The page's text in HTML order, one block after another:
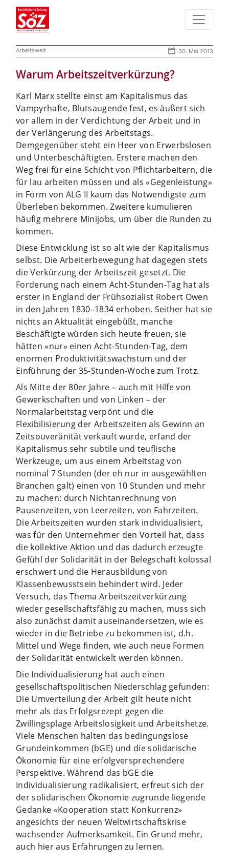
Arbeitswelt 30. Mai 2013
Warum Arbeitszeitverkürzung?
Karl Marx stellte einst am Kapitalismus das
Vampyrhafte, Blutsaugende fest, es äußert sich
vor allem in der Verdichtung der Arbeit und in
der Verlängerung des Arbeitstags.
Demgegenüber steht ein Heer von Erwerbslosen
und Unterbeschäftigten. Erstere machen den
Weg frei für eine Schicht von Pflichtarbeitern, die
für lau arbeiten müssen und als «Gegenleistung»
in Form von ALG II kaum das Notwendigste zum
Überleben bekommen. Zweitere kumulieren
häufig mehrere Minijobs, um über die Runden zu
kommen.
Diese Entwicklung ist so alt wie der Kapitalismus
selbst. Die Arbeiterbewegung hat dagegen stets
die Verkürzung der Arbeitszeit gesetzt. Die
Forderung nach einem Acht-Stunden-Tag hat als
erster in England der Frühsozialist Robert Owen
in den Jahren 1830–1834 erhoben. Seither hat sie
nichts an Aktualität eingebüßt, manche
Beschäftigte würden sich heute freuen, sie
hätten «nur» einen Acht-Stunden-Tag, dem
enormen Produktivitätswachstum und der
Einführung der 35-Stunden-Woche zum Trotz.
Als Mitte der 80er Jahre – auch mit Hilfe von
Gewerkschaften und von Linken – der
Normalarbeitstag verpönt und die
Flexibilisierung der Arbeitszeiten als Gewinn an
Zeitsouveränität verkauft wurde, erfand der
Kapitalismus sehr subtile und teuflische
Werkzeuge, um aus einem Arbeitstag von
nominal 7 Stunden (der eh nur in ausgewählten
Branchen galt) einen von 10 Stunden und mehr
zu machen: durch Nichtanrechnung von
Pausenzeiten, von Leerzeiten, von Fahrzeiten.
Die Arbeitszeiten wurden stark individualisiert,
was für den Unternehmer den Vorteil hat, dass
die kollektive Aktion und das dadurch erzeugte
Gefühl der Solidarität in der Belegschaft kolossal
erschwert und die Herausbildung von
Klassenbewusstsein behindert wird. Jeder
Versuch, das Thema Arbeitszeitverkürzung
wieder gesellschaftsfähig zu machen, muss sich
also zunächst damit auseinandersetzen, wie es
wieder in die Betriebe zu bekommen ist, d.h.
Mittel und Wege finden, wie auch neue Formen
der Solidarität entwickelt werden können.
Die Individualisierung hat auch einen
gesellschaftspolitischen Niederschlag gefunden:
Die Umverteilung der Arbeit gilt heute nicht
mehr als das Erfolgsrezept gegen die
Zwillingsplage Arbeitslosigkeit und Arbeitshetze.
Viele Menschen halten das bedingungslose
Grundeinkommen (bGE) und die solidarische
Ökonomie für eine erfolgversprechendere
Perspektive. Während das bGE die
Individualisierung radikalisiert, erfreut sich der
der solidarischen Ökonomie zugrunde liegende
Gedanke «Kooperation statt Konkurrenz»
angesichts der neuen Weltwirtschaftskrise
wachsender Aufmerksamkeit. Ein Grund mehr,
auch hier aus Erfahrungen zu lernen.